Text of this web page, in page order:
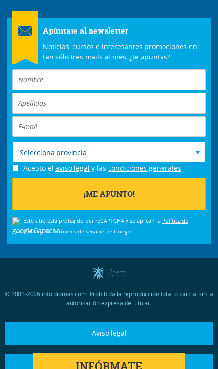
INFÓRMATE
Apúntate al newsletter
Noticias, cursos e interesantes promociones en
tan sólo tres mails al mes, ¿te apuntas?
Selecciona provincia
Acepto el aviso legal y las condiciones generales
Este sitio está protegido por reCAPTCHA y se aplican la Política de
privacidady los Términos de servicio de Google.
© 2001-2026 infoidiomas.com. Prohibida la reproducción total o parcial sin la
autorización expresa del titular.
Aviso legal
|
Condiciones generales